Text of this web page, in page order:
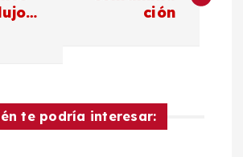
ción
te podría interesar: